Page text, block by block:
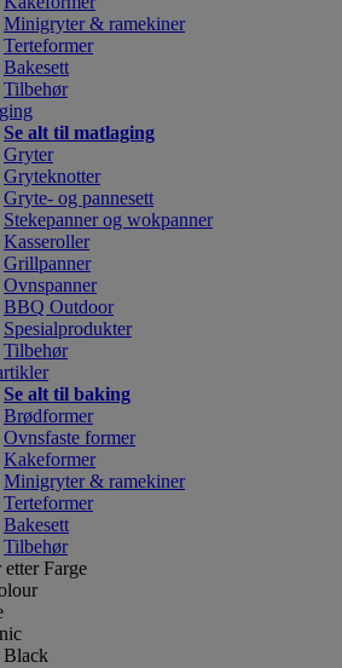
Minigryter & ramekiner
Terteformer
Bakesett
Tilbehør
Se alt til matlaging
Gryter
Gryteknotter
Gryte- og pannesett
Stekepanner og wokpanner
Kasseroller
Grillpanner
Ovnspanner
BBQ Outdoor
Spesialprodukter
Tilbehør
Se alt til baking
Brødformer
Ovnsfaste former
Kakeformer
Minigryter & ramekiner
Terteformer
Bakesett
Tilbehør
etter Farge
Black